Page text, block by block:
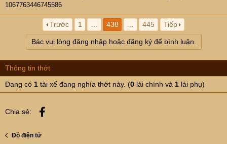
1067763446745586
Trước 1 438 445 Tiếp
Bác vui lòng đăng nhập hoặc đăng ký để bình luận.
Thông tin thớt
Đang có 1 tài xế đang nghía thớt này. (0 lái chính và 1 lái phụ)
Chia sẻ:
Đồ điện tử